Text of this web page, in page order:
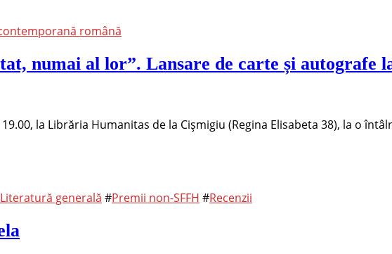
română
numai al lor”. Lansare de carte și autografe
la Librăria Humanitas de la Cișmigiu (Regina Elisabeta 38), la o
Literatură generală #Premii non-SFFH #Recenzii